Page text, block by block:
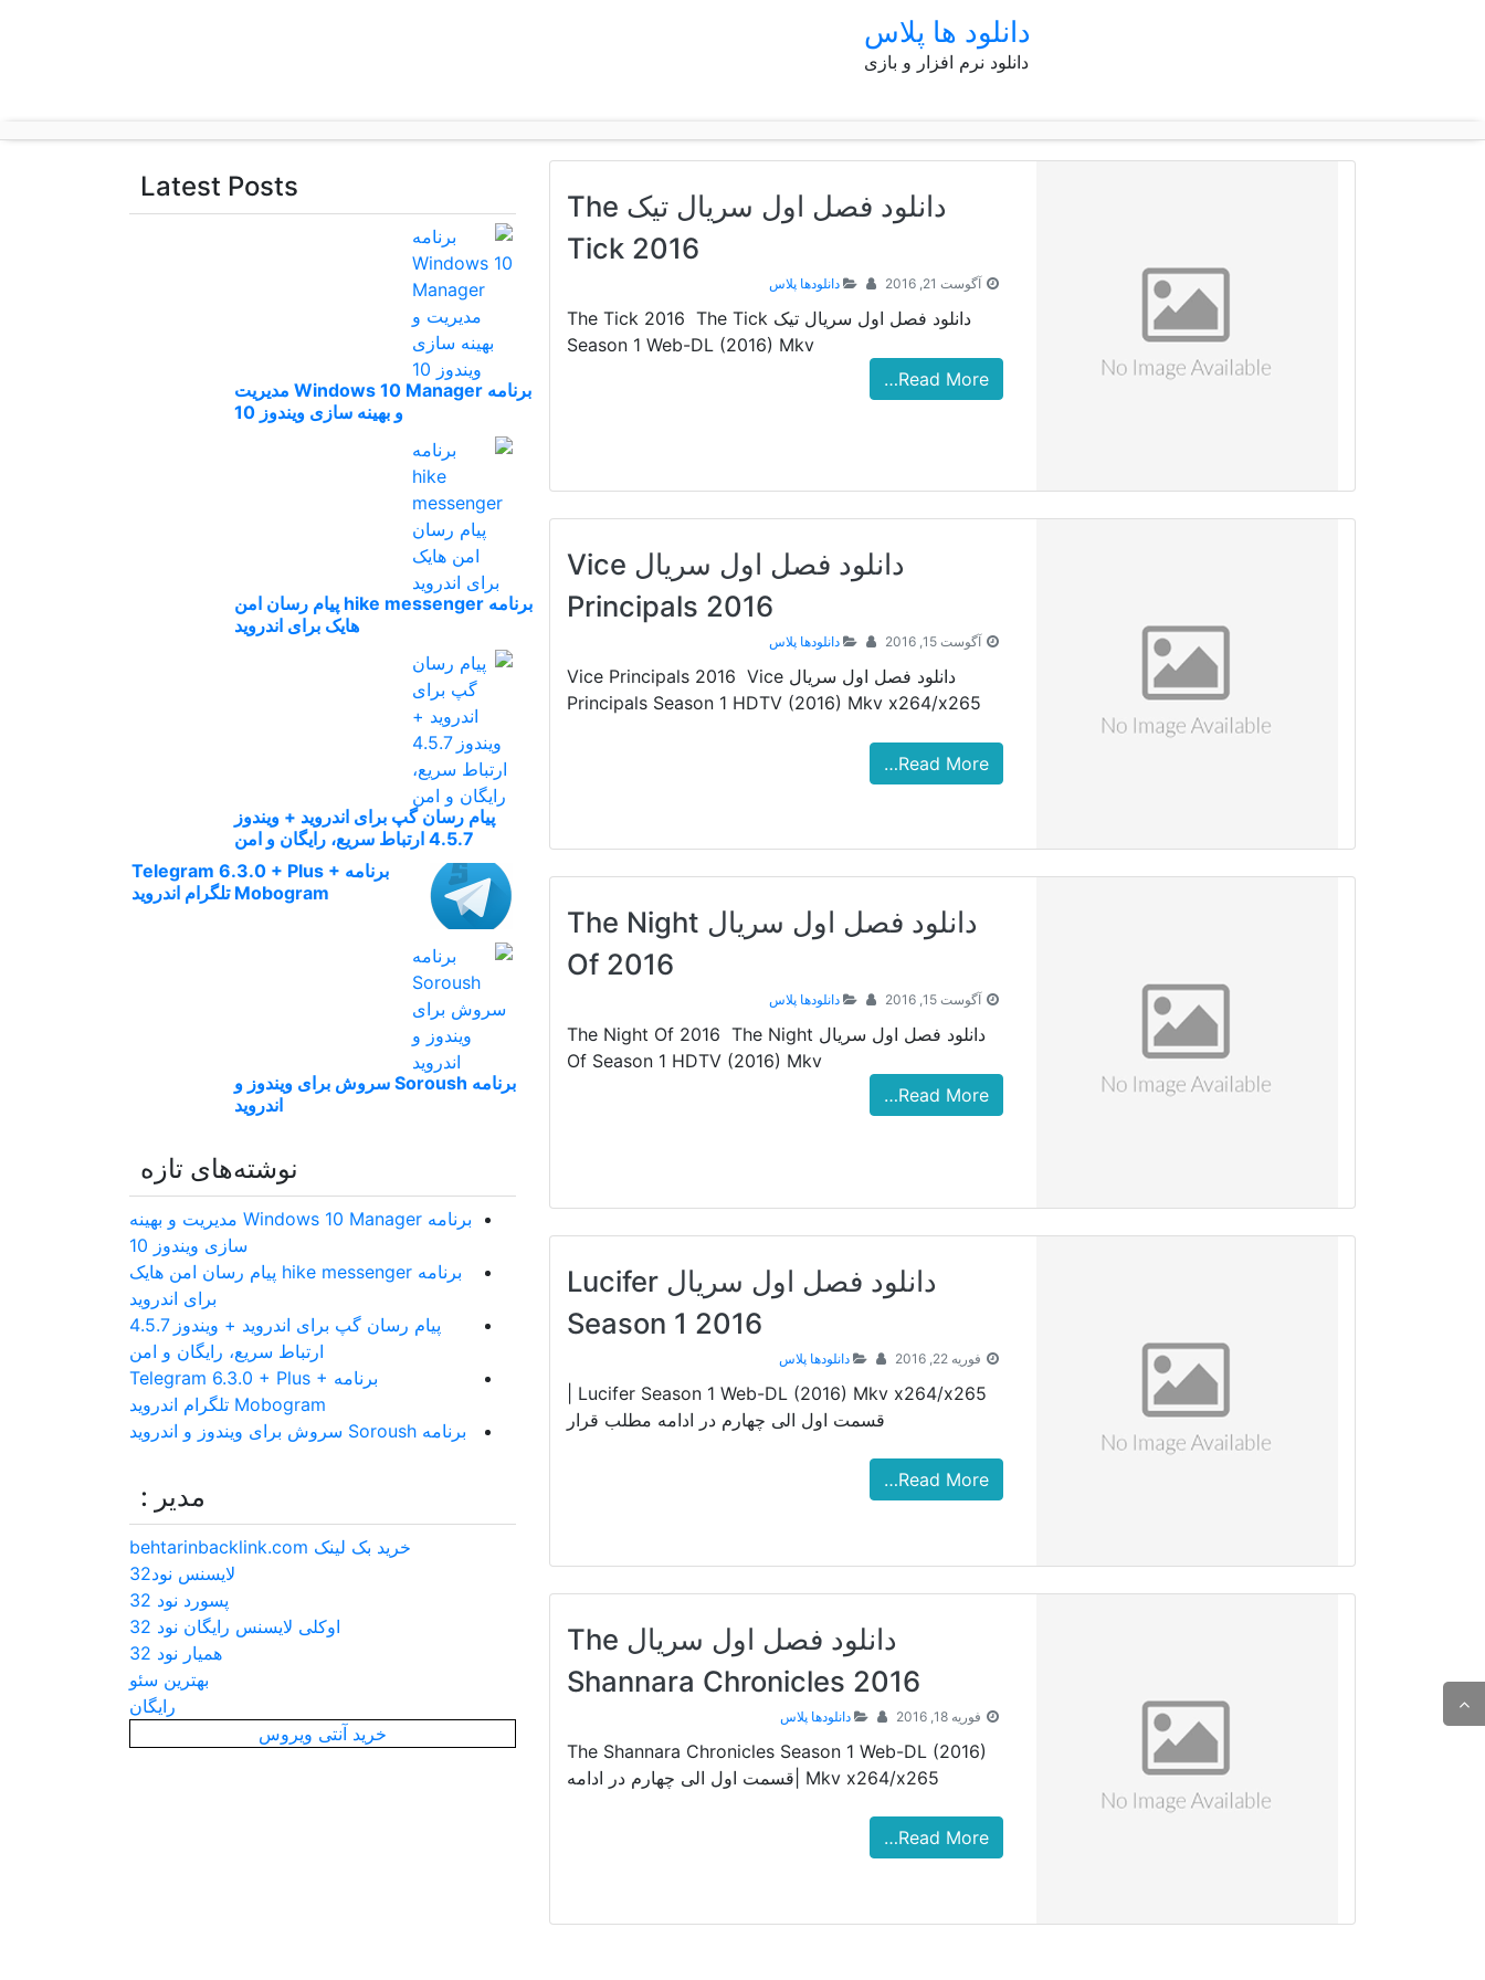
دانلود ها پلاس
دانلود نرم افزار و بازی
دانلود فصل اول سریال تیک The
Tick 2016
آگوست 21, 2016 دانلودها پلاس
دانلود فصل اول سریال تیک The Tick 2016 The Tick
Season 1 Web-DL (2016) Mkv
Read More…
دانلود فصل اول سریال Vice
Principals 2016
آگوست 15, 2016 دانلودها پلاس
دانلود فصل اول سریال Vice Principals 2016 Vice
Principals Season 1 HDTV (2016) Mkv x264/x265
Read More…
دانلود فصل اول سریال The Night
Of 2016
آگوست 15, 2016 دانلودها پلاس
دانلود فصل اول سریال The Night Of 2016 The Night
Of Season 1 HDTV (2016) Mkv
Read More…
دانلود فصل اول سریال Lucifer
Season 1 2016
فوریه 22, 2016 دانلودها پلاس
قسمت اول الی چهارم در ادامه مطلب قرار
Read More…
دانلود فصل اول سریال The
Shannara Chronicles 2016
فوریه 18, 2016 دانلودها پلاس
The Shannara Chronicles Season 1 Web-DL (2016)
Mkv x264/x265 |قسمت اول الی چهارم در ادامه
Read More…
Latest Posts
برنامه Windows 10 Manager مدیریت
و بهینه سازی ویندوز 10
برنامه hike messenger پیام‌ رسان‌ امن
هایک برای اندروید
پیام رسان گپ برای اندروید + ویندوز
4.5.7 ارتباط سریع، رایگان و امن
برنامه Telegram 6.3.0 + Plus +
Mobogram تلگرام اندروید
برنامه Soroush سروش برای ویندوز و
اندروید
نوشته‌های تازه
برنامه Windows 10 Manager مدیریت و بهینه
سازی ویندوز 10
برنامه hike messenger پیام‌ رسان‌ امن هایک
برای اندروید
پیام رسان گپ برای اندروید + ویندوز 4.5.7
ارتباط سریع، رایگان و امن
برنامه Telegram 6.3.0 + Plus +
Mobogram تلگرام اندروید
برنامه Soroush سروش برای ویندوز و اندروید
مدیر :
خرید بک لینک behtarinbacklink.com
لایسنس نود32
پسورد نود 32
اوکلی لایسنس رایگان نود 32
همیار نود 32
بهترین سئو
رایگان
خرید آنتی ویروس